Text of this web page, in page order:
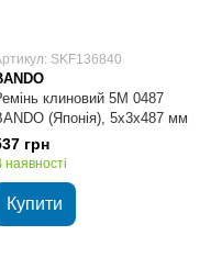
SKF136840
клиновий 5M 0487
(Японія), 5х3х487 мм
грн
наявності
Купити